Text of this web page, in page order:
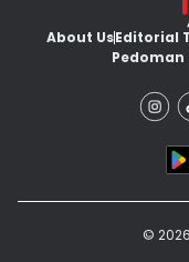
About UsEditorial
Pedoman
©